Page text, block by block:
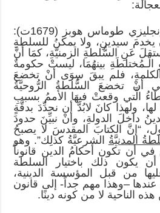
1- يقول الفيلسوف الإنجليزي طوماس هوبز (1679ت):
يخدمَ سيدينِ، ولا يمكنُ للسلطةِ
عَنِ السُّلطةِ الزمنيَّةِ، كمَا أنَّ
الْـمُختلطَةِ بينهُمَا، ليستْ حكومةٌ
الكلمةِ، فلم يبقَ سِوَى أنْ تخضعَ
أنْ تخضعَ السُّلطةُ الرُّوحيَّةُ
الَّتي وقعتْ فيهَا الأممُ بسببِ
ولهذا كانَ لابُدَّ أن نحدِّدَ بدقَّةٍ
داخلَ الدولةِ، وأنْ نبيِّنَ حدودَ
“إنَّ الكتابَ المقدسَ لا يصبحُ
المدنيَّةُ الشرعيَّةُ كذلِك”. وهو
في أن تكون أحكامُ الدين قانوناً
يكون ذلك باختيار السلطة
من قبل المؤسسة الدينية،
–وهذا مهم جداً- إلى قانون
الناحية لا من كونه دينًا.